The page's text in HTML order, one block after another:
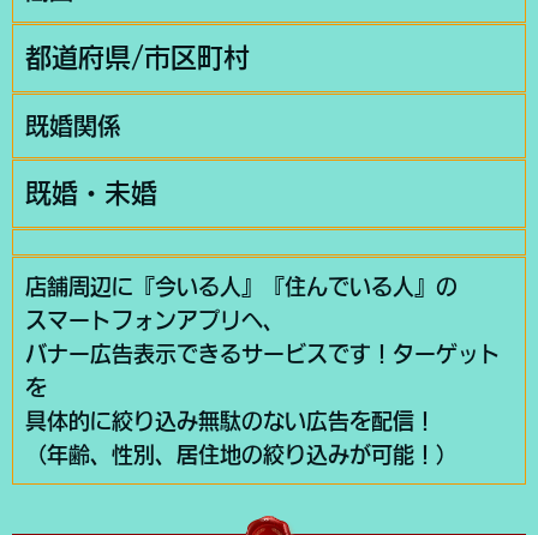
都道府県/市区町村
既婚関係
既婚・未婚
店舗周辺に『今いる人』『住んでいる人』の
スマートフォンアプリへ、
バナー広告表示できるサービスです！ターゲット
を
具体的に絞り込み無駄のない広告を配信！
（年齢、性別、居住地の絞り込みが可能！）